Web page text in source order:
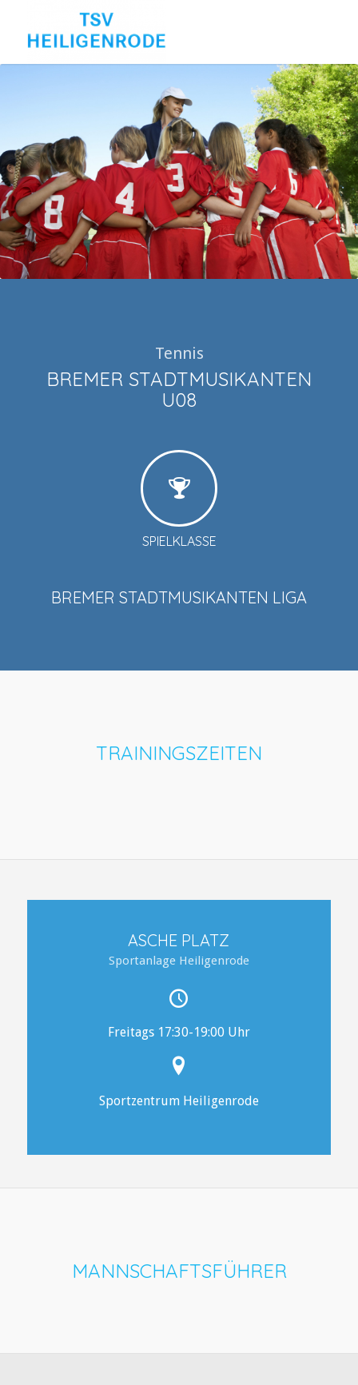
Tennis
BREMER STADTMUSIKANTEN
U08
SPIELKLASSE
BREMER STADTMUSIKANTEN LIGA
TRAININGSZEITEN
ASCHE PLATZ
Sportanlage Heiligenrode
Freitags 17:30-19:00 Uhr
Sportzentrum Heiligenrode
MANNSCHAFTSFÜHRER